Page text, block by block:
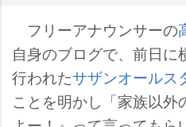
フリーアナウンサーの
自身のブログで、前日
行われたサザンオールス
ことを明かし「家族以外